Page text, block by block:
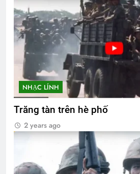
NHẠC LÍNH
Trăng tàn trên hè phố
2 years ago